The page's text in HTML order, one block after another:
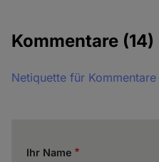
Kommentare (14)
Netiquette für Kommentare
Ihr Name